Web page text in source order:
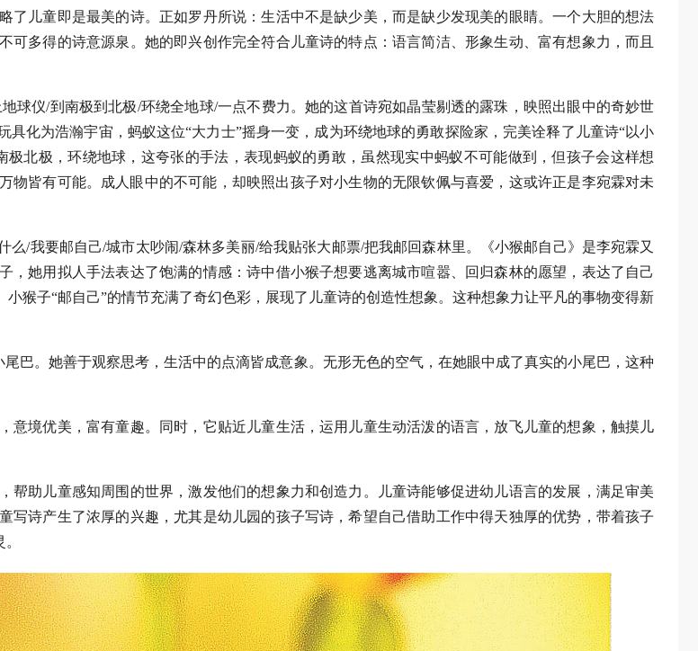
儿童即是最美的诗。正如罗丹所说：生活中不是缺少美，而是缺少发现美的眼睛。一个大胆的想法
多得的诗意源泉。她的即兴创作完全符合儿童诗的特点：语言简洁、形象生动、富有想象力，而且
球仪/到南极到北极/环绕全地球/一点不费力。她的这首诗宛如晶莹剔透的露珠，映照出眼中的奇妙世
化为浩瀚宇宙，蚂蚁这位“大力士”摇身一变，成为环绕地球的勇敢探险家，完美诠释了儿童诗“以小
北极，环绕地球，这夸张的手法，表现蚂蚁的勇敢，虽然现实中蚂蚁不可能做到，但孩子会这样想
皆有可能。成人眼中的不可能，却映照出孩子对小生物的无限钦佩与喜爱，这或许正是李宛霖对未
/我要邮自己/城市太吵闹/森林多美丽/给我贴张大邮票/把我邮回森林里。《小猴邮自己》是李宛霖又
她用拟人手法表达了饱满的情感：诗中借小猴子想要逃离城市喧嚣、回归森林的愿望，表达了自己
猴子“邮自己”的情节充满了奇幻色彩，展现了儿童诗的创造性想象。这种想象力让平凡的事物变得新
巴。她善于观察思考，生活中的点滴皆成意象。无形无色的空气，在她眼中成了真实的小尾巴，这种
意境优美，富有童趣。同时，它贴近儿童生活，运用儿童生动活泼的语言，放飞儿童的想象，触摸儿
帮助儿童感知周围的世界，激发他们的想象力和创造力。儿童诗能够促进幼儿语言的发展，满足审美
诗产生了浓厚的兴趣，尤其是幼儿园的孩子写诗，希望自己借助工作中得天独厚的优势，带着孩子